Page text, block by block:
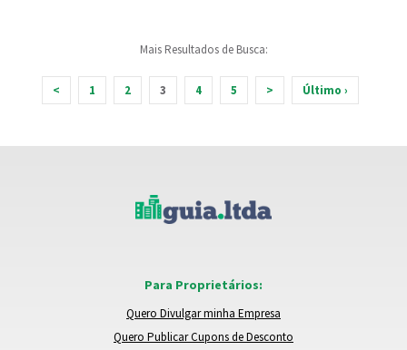
Mais Resultados de Busca:
< 1 2 3 4 5 > Último ›
Para Proprietários:
Quero Divulgar minha Empresa
Quero Publicar Cupons de Desconto